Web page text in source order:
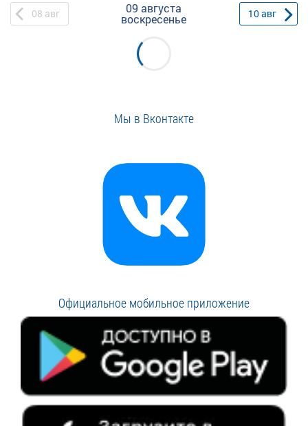
08 авг 09 августа
воскресенье 10авг
Мы в Вконтакте
Официальное мобильное приложение